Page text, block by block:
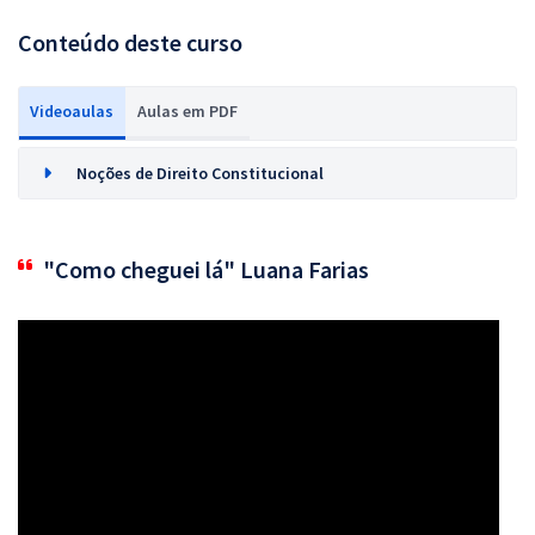
Conteúdo deste curso
Videoaulas Aulas em PDF
Noções de Direito Constitucional
"Como cheguei lá" Luana Farias